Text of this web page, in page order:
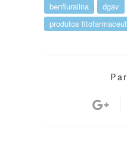
benfluralina
dgav
produtos